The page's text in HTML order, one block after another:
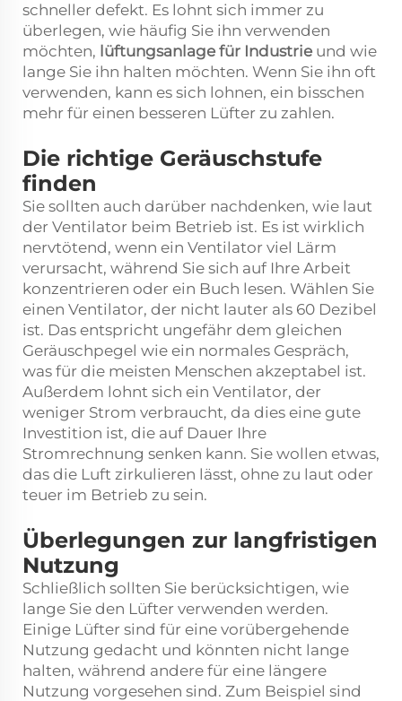
schneller defekt. Es lohnt sich immer zu
überlegen, wie häufig Sie ihn verwenden
möchten, lüftungsanlage für Industrie und wie
lange Sie ihn halten möchten. Wenn Sie ihn oft
verwenden, kann es sich lohnen, ein bisschen
mehr für einen besseren Lüfter zu zahlen.
Die richtige Geräuschstufe
finden
Sie sollten auch darüber nachdenken, wie laut
der Ventilator beim Betrieb ist. Es ist wirklich
nervtötend, wenn ein Ventilator viel Lärm
verursacht, während Sie sich auf Ihre Arbeit
konzentrieren oder ein Buch lesen. Wählen Sie
einen Ventilator, der nicht lauter als 60 Dezibel
ist. Das entspricht ungefähr dem gleichen
Geräuschpegel wie ein normales Gespräch,
was für die meisten Menschen akzeptabel ist.
Außerdem lohnt sich ein Ventilator, der
weniger Strom verbraucht, da dies eine gute
Investition ist, die auf Dauer Ihre
Stromrechnung senken kann. Sie wollen etwas,
das die Luft zirkulieren lässt, ohne zu laut oder
teuer im Betrieb zu sein.
Überlegungen zur langfristigen
Nutzung
Schließlich sollten Sie berücksichtigen, wie
lange Sie den Lüfter verwenden werden.
Einige Lüfter sind für eine vorübergehende
Nutzung gedacht und könnten nicht lange
halten, während andere für eine längere
Nutzung vorgesehen sind. Zum Beispiel sind